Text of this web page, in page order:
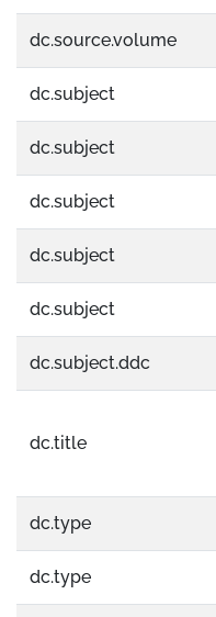
dc.source.volume
dc.subject
dc.subject
dc.subject
dc.subject
dc.subject
dc.subject.ddc
dc.title
dc.type
dc.type